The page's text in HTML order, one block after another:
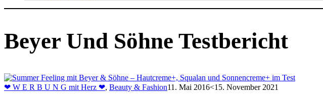
Beyer Und Söhne Testbericht
❤ W E R B U N G mit Herz ❤, Beauty & Fashion11. Mai 2016<15. November 2021